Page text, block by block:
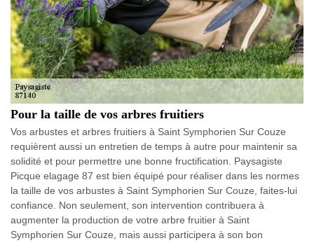
Pour la taille de vos arbres fruitiers
Vos arbustes et arbres fruitiers à Saint Symphorien Sur Couze
requièrent aussi un entretien de temps à autre pour maintenir sa
solidité et pour permettre une bonne fructification. Paysagiste
Picque elagage 87 est bien équipé pour réaliser dans les normes
la taille de vos arbustes à Saint Symphorien Sur Couze, faites-lui
confiance. Non seulement, son intervention contribuera à
augmenter la production de votre arbre fruitier à Saint
Symphorien Sur Couze, mais aussi participera à son bon